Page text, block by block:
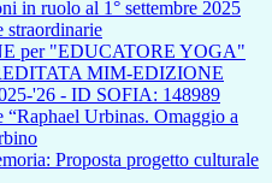
in ruolo al 1° settembre 2025
straordinarie
per "EDUCATORE YOGA"
MIM-EDIZIONE
'26 - ID SOFIA: 148989
“Raphael Urbinas. Omaggio a
Proposta progetto culturale